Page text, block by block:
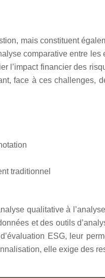
mais constituent
comparative entre
l’impact financier des
face à ces challenges,
traditionnel
qualitative à
et des outils
ESG, leur
elle exige des